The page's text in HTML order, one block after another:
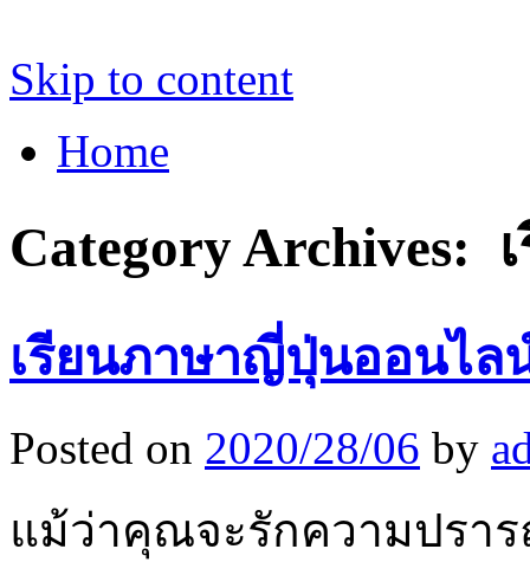
Skip to content
Home
Category Archives:
เรียนภาษาญี่ปุ่นออนไล
Posted on 2020/28/06 by
แม้ว่าคุณจะรักความปรา